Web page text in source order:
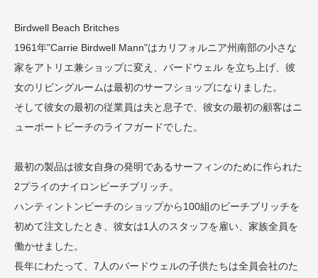
Birdwell Beach Britches
1961年"Carrie Birdwell Mann"はカリフォルニア州南部の小さな
家をアトリエ兼ショップに変え、バードウェル を立ち上げ、彼
女のリビングルームは最初のサーフショップになりました。
そして彼女の最初の従業員は夫と息子で、彼女の最初の顧客はニ
ューポートビーチのライフガードでした。
最初の製品は彼女自身の発明であるサーフィンのために作られた
2プライのナイロンビーチブリッチ。
ハンティントンビーチのショップから100組のビーチブリッチを
初めて注文したとき、彼女は1人のスタッフを雇い、家族全員を
働かせました。
長年にわたって、7人のバードウェルの子供たちは全員会社のた